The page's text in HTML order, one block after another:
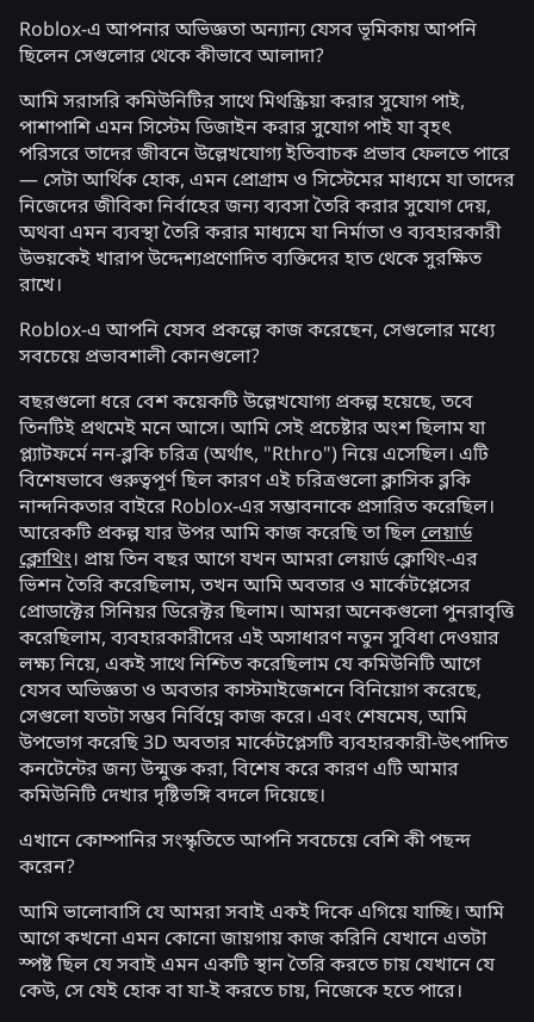
Roblox-এ আপনার অভিজ্ঞতা অন্যান্য যেসব ভূমিকায় আপনি
ছিলেন সেগুলোর থেকে কীভাবে আলাদা?
আমি সরাসরি কমিউনিটির সাথে মিথস্ক্রিয়া করার সুযোগ পাই,
পাশাপাশি এমন সিস্টেম ডিজাইন করার সুযোগ পাই যা বৃহৎ
পরিসরে তাদের জীবনে উল্লেখযোগ্য ইতিবাচক প্রভাব ফেলতে পারে
— সেটা আর্থিক হোক, এমন প্রোগ্রাম ও সিস্টেমের মাধ্যমে যা তাদের
নিজেদের জীবিকা নির্বাহের জন্য ব্যবসা তৈরি করার সুযোগ দেয়,
অথবা এমন ব্যবস্থা তৈরি করার মাধ্যমে যা নির্মাতা ও ব্যবহারকারী
উভয়কেই খারাপ উদ্দেশ্যপ্রণোদিত ব্যক্তিদের হাত থেকে সুরক্ষিত
রাখে।
Roblox-এ আপনি যেসব প্রকল্পে কাজ করেছেন, সেগুলোর মধ্যে
সবচেয়ে প্রভাবশালী কোনগুলো?
বছরগুলো ধরে বেশ কয়েকটি উল্লেখযোগ্য প্রকল্প হয়েছে, তবে
তিনটিই প্রথমেই মনে আসে। আমি সেই প্রচেষ্টার অংশ ছিলাম যা
প্ল্যাটফর্মে নন-ব্লকি চরিত্র (অর্থাৎ, "Rthro") নিয়ে এসেছিল। এটি
বিশেষভাবে গুরুত্বপূর্ণ ছিল কারণ এই চরিত্রগুলো ক্লাসিক ব্লকি
নান্দনিকতার বাইরে Roblox-এর সম্ভাবনাকে প্রসারিত করেছিল।
আরেকটি প্রকল্প যার উপর আমি কাজ করেছি তা ছিললেয়ার্ড
ক্লোথিং। প্রায় তিন বছর আগে যখন আমরা লেয়ার্ড ক্লোথিং-এর
ভিশন তৈরি করেছিলাম, তখন আমি অবতার ও মার্কেটপ্লেসের
প্রোডাক্টের সিনিয়র ডিরেক্টর ছিলাম। আমরা অনেকগুলো পুনরাবৃত্তি
করেছিলাম, ব্যবহারকারীদের এই অসাধারণ নতুন সুবিধা দেওয়ার
লক্ষ্য নিয়ে, একই সাথে নিশ্চিত করেছিলাম যে কমিউনিটি আগে
যেসব অভিজ্ঞতা ও অবতার কাস্টমাইজেশনে বিনিয়োগ করেছে,
সেগুলো যতটা সম্ভব নির্বিঘ্নে কাজ করে। এবং শেষমেষ, আমি
উপভোগ করেছি 3D অবতার মার্কেটপ্লেসটি ব্যবহারকারী-উৎপাদিত
কনটেন্টের জন্য উন্মুক্ত করা, বিশেষ করে কারণ এটি আমার
কমিউনিটি দেখার দৃষ্টিভঙ্গি বদলে দিয়েছে।
এখানে কোম্পানির সংস্কৃতিতে আপনি সবচেয়ে বেশি কী পছন্দ
করেন?
আমি ভালোবাসি যে আমরা সবাই একই দিকে এগিয়ে যাচ্ছি। আমি
আগে কখনো এমন কোনো জায়গায় কাজ করিনি যেখানে এতটা
স্পষ্ট ছিল যে সবাই এমন একটি স্থান তৈরি করতে চায় যেখানে যে
কেউ, সে যেই হোক বা যা-ই করতে চায়, নিজেকে হতে পারে।